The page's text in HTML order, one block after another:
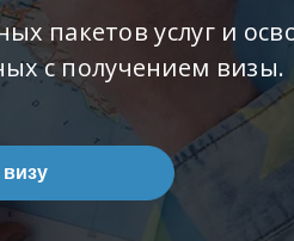
пакетов услуг и
с получением визы.